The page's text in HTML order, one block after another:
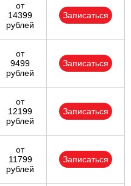
от
14399
рублей
Записаться
от
9499
рублей
Записаться
от
12199
рублей
Записаться
от
11799
рублей
Записаться